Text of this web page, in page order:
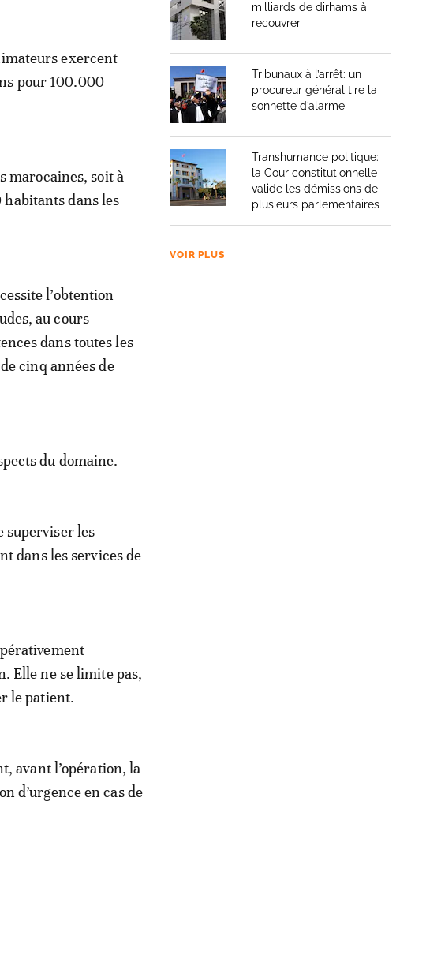
exercent
pour 100.000
marocaines, soit à
dans les
l’obtention
au cours
dans toutes les
cinq années de
du domaine.
superviser les
dans les services de
Elle ne se limite pas,
le patient.
avant l’opération, la
d’urgence en cas de
milliards de dirhams à
recouvrer
Tribunaux à l’arrêt: un
procureur général tire la
sonnette d’alarme
Transhumance politique:
la Cour constitutionnelle
valide les démissions de
plusieurs parlementaires
VOIR PLUS